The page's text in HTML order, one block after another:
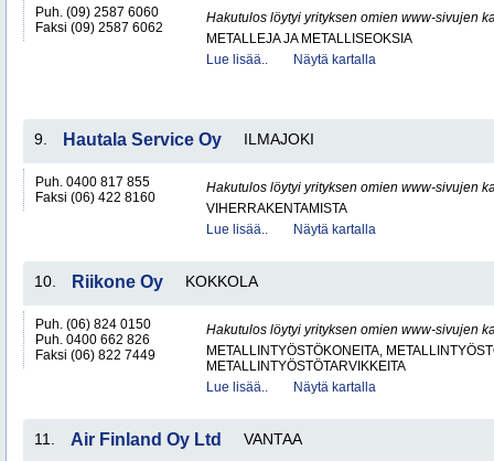
Puh. (09) 2587 6060
Faksi (09) 2587 6062
Hakutulos löytyi yrityksen omien www-sivujen
METALLEJA JA METALLISEOKSIA
Lue lisää..
Näytä kartalla
9. Hautala Service Oy ILMAJOKI
Puh. 0400 817 855
Faksi (06) 422 8160
Hakutulos löytyi yrityksen omien www-sivujen
VIHERRAKENTAMISTA
Lue lisää..
Näytä kartalla
10. Riikone Oy KOKKOLA
Puh. (06) 824 0150
Puh. 0400 662 826
Faksi (06) 822 7449
Hakutulos löytyi yrityksen omien www-sivujen
METALLINTYÖSTÖKONEITA,
METALLINTYÖSTÖTARVIKKEITA
Lue lisää..
Näytä kartalla
11. Air Finland Oy Ltd VANTAA